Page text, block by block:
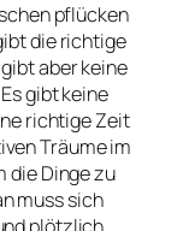
pflücken
die richtige
aber keine
gibt keine
richtige Zeit
Träume im
die Dinge zu
muss sich